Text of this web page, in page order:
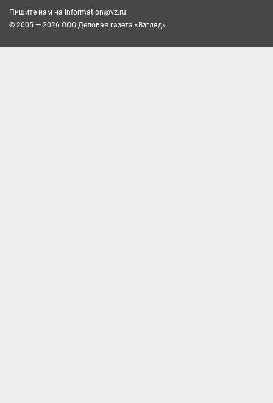
Пишите нам на information@vz.ru
© 2005 — 2026 ООО Деловая газета «Взгляд»